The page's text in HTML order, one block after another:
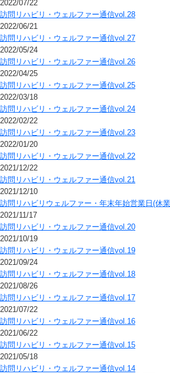
2022/07/22
訪問リハビリ・ウェルファー通信vol.28
2022/06/21
訪問リハビリ・ウェルファー通信vol.27
2022/05/24
訪問リハビリ・ウェルファー通信vol.26
2022/04/25
訪問リハビリ・ウェルファー通信vol.25
2022/03/18
訪問リハビリ・ウェルファー通信vol.24
2022/02/22
訪問リハビリ・ウェルファー通信vol.23
2022/01/20
訪問リハビリ・ウェルファー通信vol.22
2021/12/22
訪問リハビリ・ウェルファー通信vol.21
2021/12/10
訪問リハビリウェルファー・年末年始営業日(休
2021/11/17
訪問リハビリ・ウェルファー通信vol.20
2021/10/19
訪問リハビリ・ウェルファー通信vol.19
2021/09/24
訪問リハビリ・ウェルファー通信vol.18
2021/08/26
訪問リハビリ・ウェルファー通信vol.17
2021/07/22
訪問リハビリ・ウェルファー通信vol.16
2021/06/22
訪問リハビリ・ウェルファー通信vol.15
2021/05/18
訪問リハビリ・ウェルファー通信vol.14